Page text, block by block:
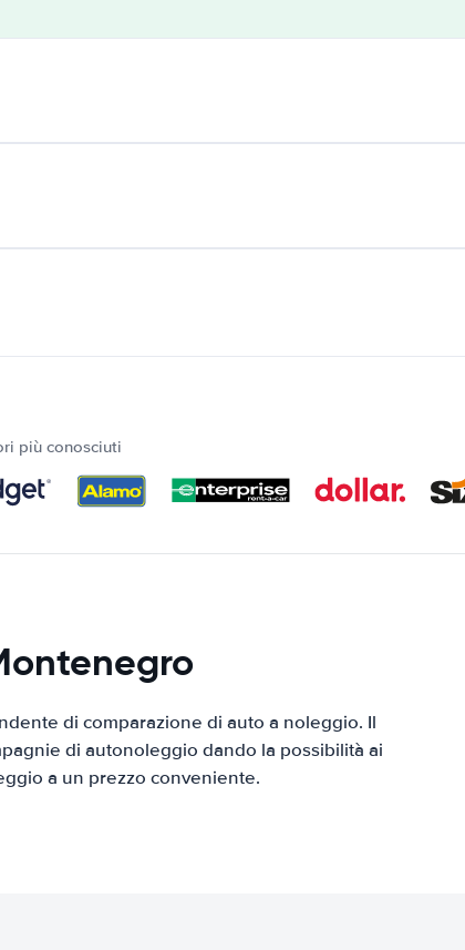
più conosciuti
di comparazione di auto a noleggio. Il
di autonoleggio dando la possibilità ai
a un prezzo conveniente.